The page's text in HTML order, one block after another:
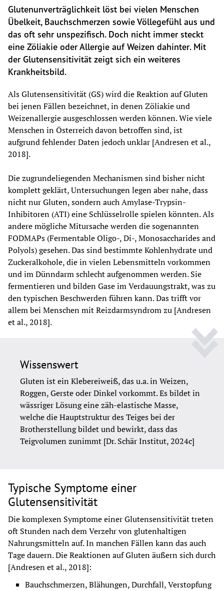
Glutenunverträglichkeit löst bei vielen Menschen
Übelkeit, Bauchschmerzen sowie Völlegefühl aus und
das oft sehr unspezifisch. Doch nicht immer steckt
eine Zöliakie oder Allergie auf Weizen dahinter. Mit
der Glutensensitivität zeigt sich ein weiteres
Krankheitsbild.
Als Glutensensitivität (GS) wird die Reaktion auf Gluten
bei jenen Fällen bezeichnet, in denen Zöliakie und
Weizenallergie ausgeschlossen werden können. Wie viele
Menschen in Österreich davon betroffen sind, ist
aufgrund fehlender Daten jedoch unklar [Andresen et al.,
2018].
Die zugrundeliegenden Mechanismen sind bisher nicht
komplett geklärt, Untersuchungen legen aber nahe, dass
nicht nur Gluten, sondern auch Amylase-Trypsin-
Inhibitoren (ATI) eine Schlüsselrolle spielen könnten. Als
andere mögliche Mitursache werden die sogenannten
FODMAPs (Fermentable Oligo-, Di-, Monosaccharides and
Polyols) gesehen. Das sind bestimmte Kohlenhydrate und
Zuckeralkohole, die in vielen Lebensmitteln vorkommen
und im Dünndarm schlecht aufgenommen werden. Sie
fermentieren und bilden Gase im Verdauungstrakt, was zu
den typischen Beschwerden führen kann. Das trifft vor
allem bei Menschen mit Reizdarmsyndrom zu [Andresen
et al., 2018].
Wissenswert
Gluten ist ein Klebereiweiß, das u.a. in Weizen,
Roggen, Gerste oder Dinkel vorkommt. Es bildet in
wässriger Lösung eine zäh-elastische Masse,
welche die Hauptstruktur des Teiges bei der
Brotherstellung bildet und bewirkt, dass das
Teigvolumen zunimmt [Dr. Schär Institut, 2024c]
Typische Symptome einer
Glutensensitivität
Die komplexen Symptome einer Glutensensitivität treten
oft Stunden nach dem Verzehr von glutenhaltigen
Nahrungsmitteln auf. In manchen Fällen kann das auch
Tage dauern. Die Reaktionen auf Gluten äußern sich durch
[Andresen et al., 2018]:
Bauchschmerzen, Blähungen, Durchfall, Verstopfung